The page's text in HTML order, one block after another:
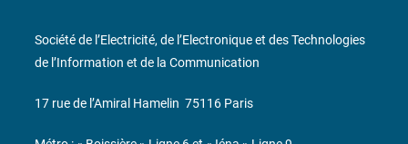
Société de l’Electricité, de l’Electronique et des Technologies
de l’Information et de la Communication
17 rue de l’Amiral Hamelin 75116 Paris